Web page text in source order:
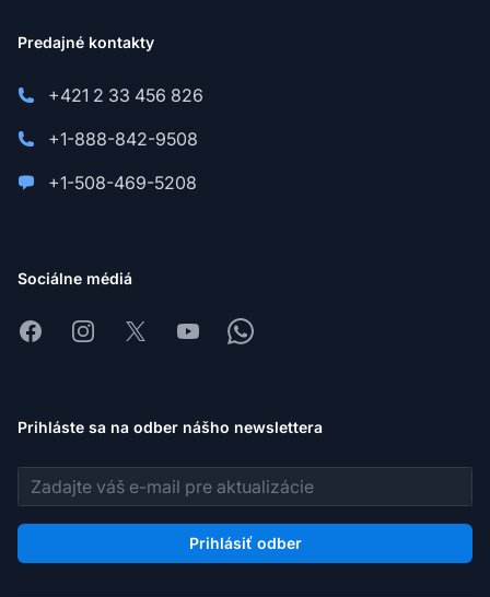
Predajné kontakty
+421 2 33 456 826
+1-888-842-9508
+1-508-469-5208
Sociálne médiá
FacebookInstagram
X YoutubeWhatsapp
Prihláste sa na odber nášho newslettera
E-mailová adresa
Prihlásiť odber